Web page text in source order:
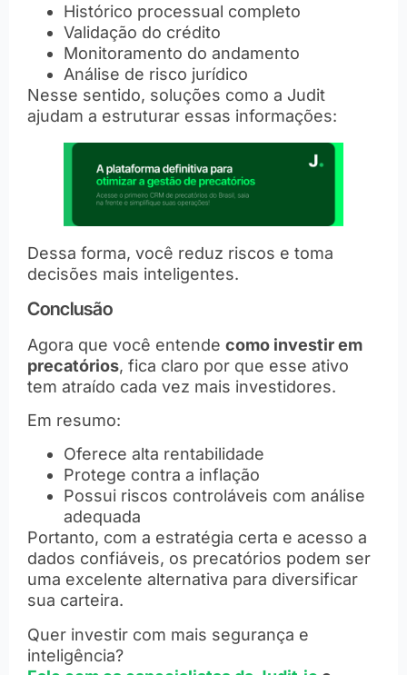
Histórico processual completo
Validação do crédito
Monitoramento do andamento
Análise de risco jurídico
Nesse sentido, soluções como a Judit
ajudam a estruturar essas informações:
Dessa forma, você reduz riscos e toma
decisões mais inteligentes.
Conclusão
Agora que você entende como investir em
precatórios, fica claro por que esse ativo
tem atraído cada vez mais investidores.
Em resumo:
Oferece alta rentabilidade
Protege contra a inflação
Possui riscos controláveis com análise
adequada
Portanto, com a estratégia certa e acesso a
dados confiáveis, os precatórios podem ser
uma excelente alternativa para diversificar
sua carteira.
Quer investir com mais segurança e
inteligência?